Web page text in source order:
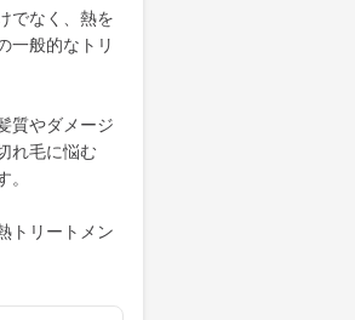
でなく、熱を
一般的なトリ
質やダメージ
れ毛に悩む
。
トリートメン